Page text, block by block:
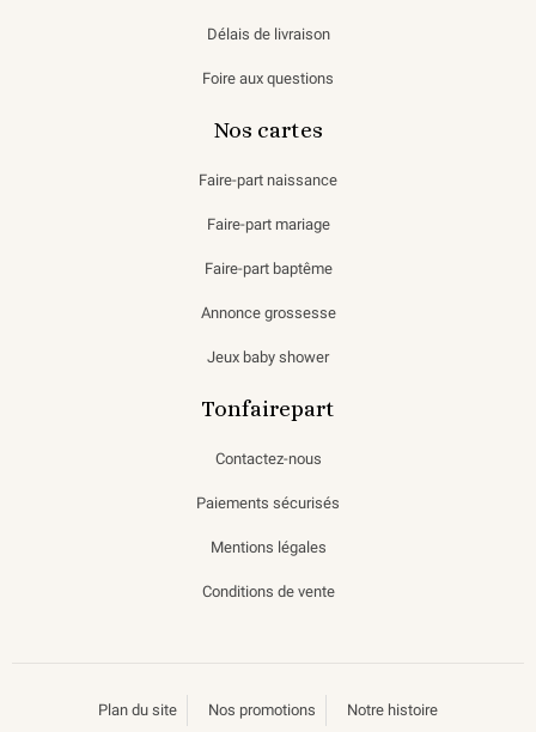
Délais de livraison
Foire aux questions
Nos cartes
Faire-part naissance
Faire-part mariage
Faire-part baptême
Annonce grossesse
Jeux baby shower
Tonfairepart
Contactez-nous
Paiements sécurisés
Mentions légales
Conditions de vente
Plan du site Nos promotions Notre histoire